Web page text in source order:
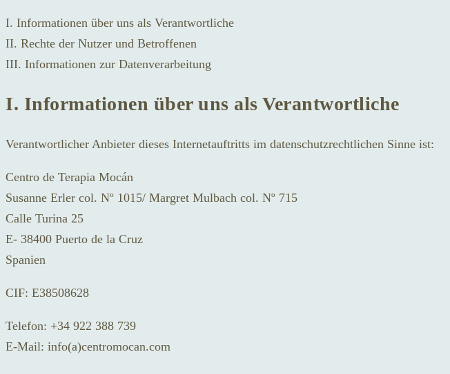
I. Informationen über uns als Verantwortliche
II. Rechte der Nutzer und Betroffenen
III. Informationen zur Datenverarbeitung
I. Informationen über uns als Verantwortliche
Verantwortlicher Anbieter dieses Internetauftritts im datenschutzrechtlichen Sinne ist:
Centro de Terapia Mocán
Susanne Erler col. Nº 1015/ Margret Mulbach col. Nº 715
Calle Turina 25
E- 38400 Puerto de la Cruz
Spanien
CIF: E38508628
Telefon: +34 922 388 739
E-Mail: info(a)centromocan.com